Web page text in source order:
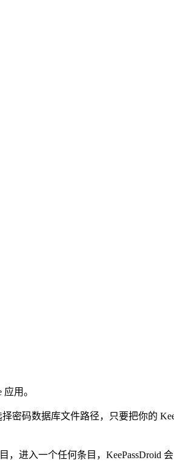
用。
密码数据库文件路径，只要把你的
进入一个任何条目，KeePassDroid